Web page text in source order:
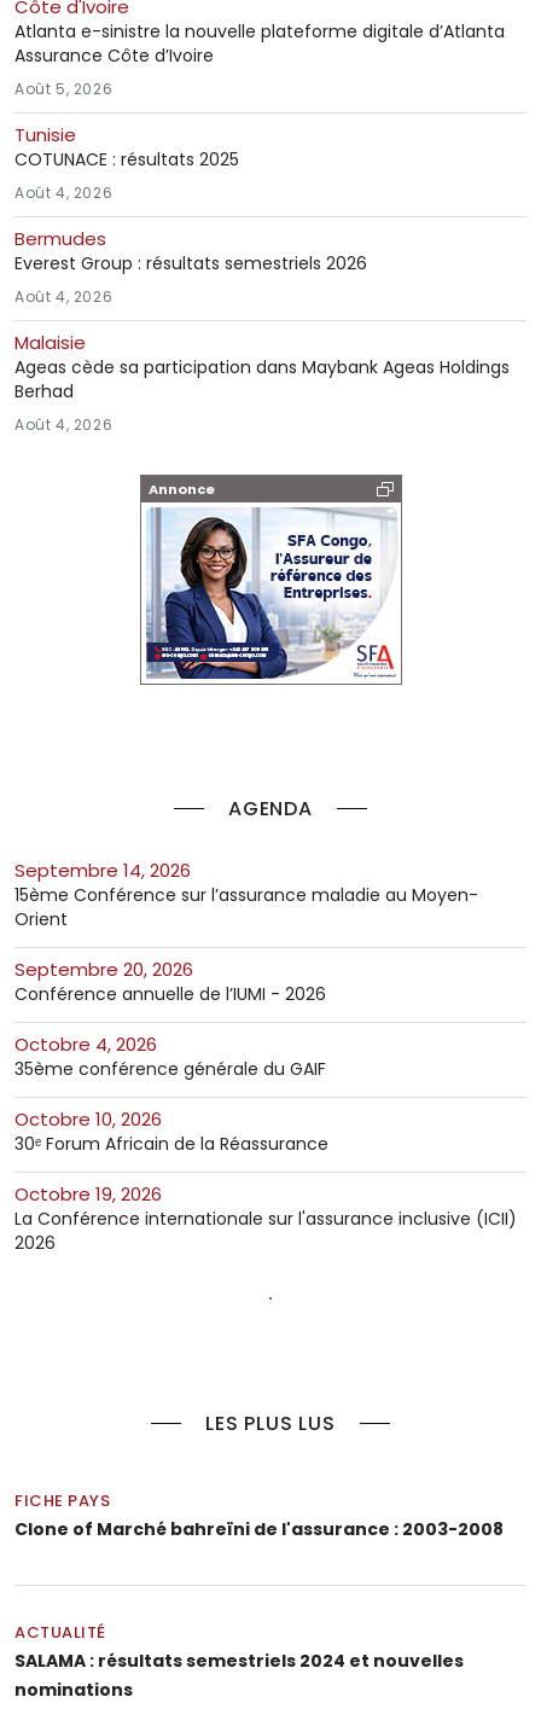
Annonce
AGENDA
septembre 14, 2026
15ème Conférence sur l’assurance maladie au Moyen-
Orient
septembre 20, 2026
Conférence annuelle de l’IUMI - 2026
octobre 4, 2026
35ème conférence générale du GAIF
octobre 10, 2026
30ᵉ Forum Africain de la Réassurance
octobre 19, 2026
La Conférence internationale sur l'assurance inclusive (ICII)
2026
LES PLUS LUS
FICHE PAYS
Clone of Marché bahreïni de l'assurance : 2003-2008
ACTUALITÉ
SALAMA : résultats semestriels 2024 et nouvelles
nominations
Côte d'Ivoire
Atlanta e-sinistre la nouvelle plateforme digitale d’Atlanta
Assurance Côte d’Ivoire
Août 5, 2026
Tunisie
COTUNACE : résultats 2025
Août 4, 2026
Bermudes
Everest Group : résultats semestriels 2026
Août 4, 2026
Malaisie
Ageas cède sa participation dans Maybank Ageas Holdings
Berhad
Août 4, 2026